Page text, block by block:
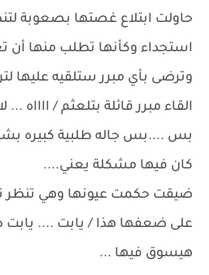
حاولت ابتلاع غصتها بصعوبة
استجداء وكأنها تطلب منها أن
وترضى بأي مبرر ستلقيه عليها
القاء مبرر قائلة بتلعثم / ااااه
بس ....بس جاله طلبية كبيره
كان فيها مشكلة يعني....
ضيقت حكمت عيونها وهي تنظر
على ضعفها هذا / يابت .... يابت
هيسوق فيها ...